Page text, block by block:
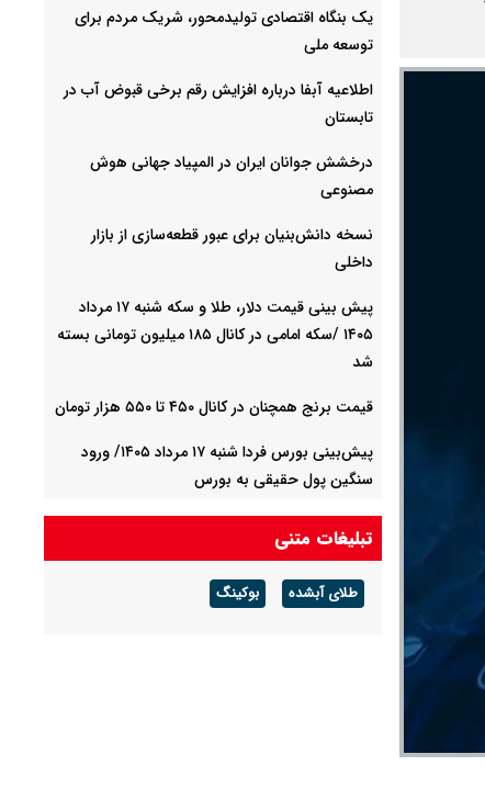
یک بنگاه اقتصادی تولیدمحور، شریک مردم برای
توسعه ملی
اطلاعیه آبفا درباره افزایش رقم برخی قبوض آب در
تابستان
درخشش جوانان ایران در المپیاد جهانی هوش
مصنوعی
نسخه دانش‌بنیان برای عبور قطعه‌سازی از بازار
داخلی
پیش ‌بینی قیمت دلار، طلا و سکه شنبه ۱۷ مرداد
۱۴۰۵ /سکه امامی در کانال ۱۸۵ میلیون تومانی بسته
شد
قیمت برنج همچنان در کانال ۴۵۰ تا ۵۵۰ هزار تومان
پیش‌بینی بورس فردا شنبه ۱۷ مرداد ۱۴۰۵/ ورود
سنگین پول حقیقی به بورس
قظعی گاز بجنورد ۱۴ ساعته خواهد بود
شرکت گاز مازندران هشدار داد: برای زمستان آماده
شوید
تبلیغات متنی
طلای آبشده بوکینگ